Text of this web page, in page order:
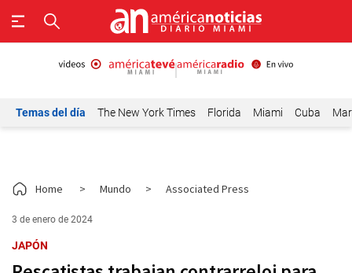
Temas del día The New York Times Florida Miami Cuba
Home > Mundo > Associated Press
3 de enero de 2024
JAPÓN